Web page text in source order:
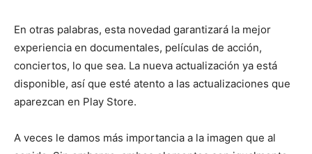
En otras palabras, esta novedad garantizará la mejor
experiencia en documentales, películas de acción,
conciertos, lo que sea. La nueva actualización ya está
disponible, así que esté atento a las actualizaciones que
aparezcan en Play Store.
A veces le damos más importancia a la imagen que al